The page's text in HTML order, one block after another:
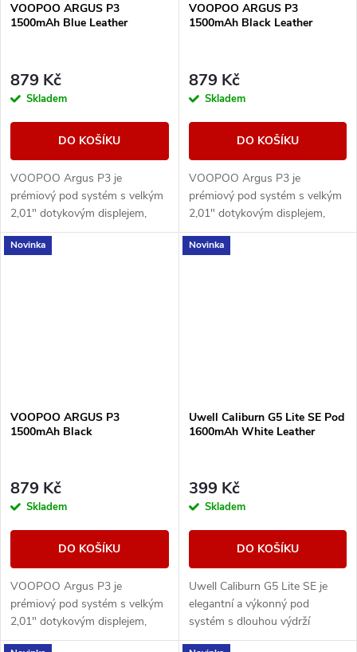
VOOPOO ARGUS P3
1500mAh Blue Leather
879 Kč
Skladem
DO KOŠÍKU
VOOPOO Argus P3 je
prémiový pod systém s velkým
2,01" dotykovým displejem,
baterií 1500 mAh a výkonem až
30 W. Nabízí moderní ovládání,
VOOPOO ARGUS P3
1500mAh Black Leather
879 Kč
Skladem
DO KOŠÍKU
VOOPOO Argus P3 je
prémiový pod systém s velkým
2,01" dotykovým displejem,
baterií 1500 mAh a výkonem až
30 W. Nabízí moderní ovládání,
Novinka
VOOPOO ARGUS P3
1500mAh Black
879 Kč
Skladem
DO KOŠÍKU
VOOPOO Argus P3 je
prémiový pod systém s velkým
2,01" dotykovým displejem,
baterií 1500 mAh a výkonem až
Novinka
Uwell Caliburn G5 Lite SE Pod
1600mAh White Leather
399 Kč
Skladem
DO KOŠÍKU
Uwell Caliburn G5 Lite SE je
elegantní a výkonný pod
systém s dlouhou výdrží
baterie, duální regulací airflow a